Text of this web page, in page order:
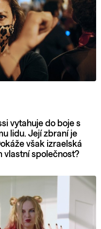
vytahuje do boje s
lidu. Její zbraní je
však izraelská
vlastní společnost?